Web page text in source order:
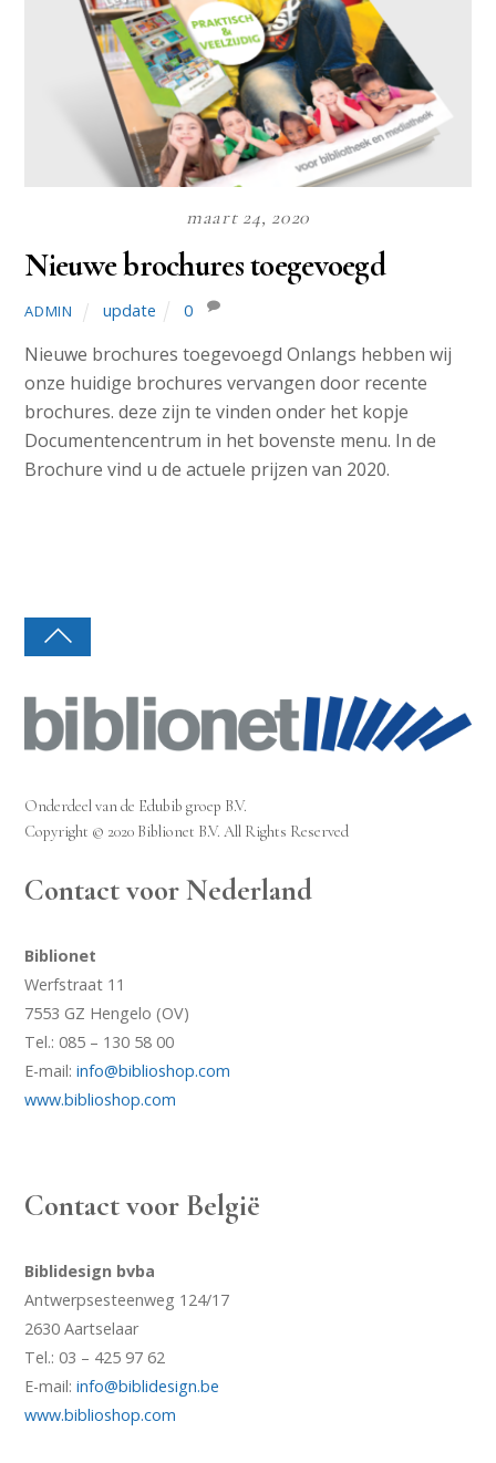
maart 24, 2020
Nieuwe brochures toegevoegd
ADMIN update 0
Nieuwe brochures toegevoegd Onlangs hebben wij
onze huidige brochures vervangen door recente
brochures. deze zijn te vinden onder het kopje
Documentencentrum in het bovenste menu. In de
Brochure vind u de actuele prijzen van 2020.
Onderdeel van de Edubib groep B.V.
Copyright © 2020 Biblionet B.V. All Rights Reserved
Contact voor Nederland
Biblionet
Werfstraat 11
7553 GZ Hengelo (OV)
Tel.: 085 – 130 58 00
E-mail:info@biblioshop.com
www.biblioshop.com
Contact voor België
Biblidesign bvba
Antwerpsesteenweg 124/17
2630 Aartselaar
Tel.: 03 – 425 97 62
E-mail:info@biblidesign.be
www.biblioshop.com